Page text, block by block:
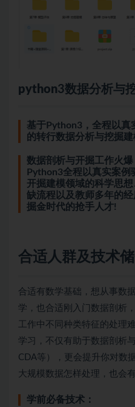
python3数据分析与
基于Python3，全程以真
的转行数据分析与挖掘
数据剖析与开掘工作火
Python3全程以真实案例
开掘建模领域的科学思
缺流程以及教师多年的
掘金时代的抢手人才!
合适人群及技术
合适有数学基础，想从事数
学，也合适刚入门数据剖析
工作中不同种类特征的处理
学习，不仅有助于数据剖析
CDA等），更会提升你对数
大规模数据怎样处理，也会
学前必备技术：